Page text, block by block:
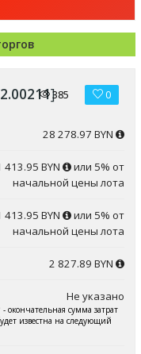
]385 0
28 278.97 BYN
413.95 BYN
или 5% от
начальной цены лота
413.95 BYN
или 5% от
начальной цены лота
2 827.89 BYN
Не указано
окончательная сумма затрат
известна на следующий